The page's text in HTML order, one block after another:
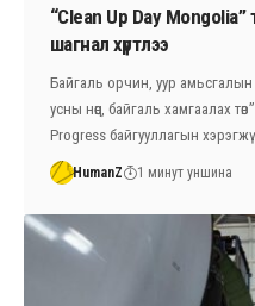
“Clean Up Day
шагнал хүртлээ
Байгаль орчин, уур амьсгалын
усны нөөц, байгаль хамгаалах
Progress байгууллагын
HumanZ 1 минут уншина